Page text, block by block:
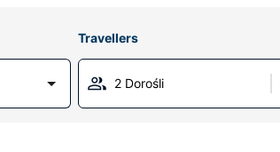
Travellers
2 Dorośli